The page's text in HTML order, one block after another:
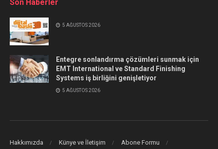
Son Haberler
5 AĞUSTOS 2026
Entegre sonlandırma çözümleri sunmak için
EMT International ve Standard Finishing
Systems iş birliğini genişletiyor
5 AĞUSTOS 2026
Hakkımızda Künye ve İletişim Abone Formu